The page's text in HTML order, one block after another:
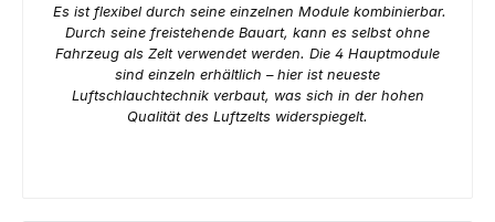
Es ist flexibel durch seine einzelnen Module kombinierbar.
Durch seine freistehende Bauart, kann es selbst ohne
Fahrzeug als Zelt verwendet werden. Die 4 Hauptmodule
sind einzeln erhältlich – hier ist neueste
Luftschlauchtechnik verbaut, was sich in der hohen
Qualität des Luftzelts widerspiegelt.